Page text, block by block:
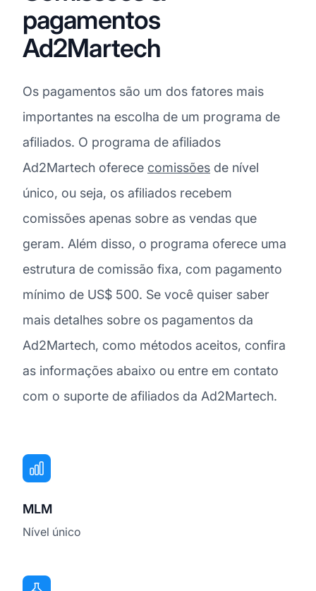
pagamentos
Ad2Martech
Os pagamentos são um dos fatores mais
importantes na escolha de um programa de
afiliados. O programa de afiliados
Ad2Martech oferece comissões de nível
único, ou seja, os afiliados recebem
comissões apenas sobre as vendas que
geram. Além disso, o programa oferece uma
estrutura de comissão fixa, com pagamento
mínimo de US$ 500. Se você quiser saber
mais detalhes sobre os pagamentos da
Ad2Martech, como métodos aceitos, confira
as informações abaixo ou entre em contato
com o suporte de afiliados da Ad2Martech.
MLM
Nível único